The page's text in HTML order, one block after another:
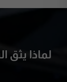
لماذا يثق